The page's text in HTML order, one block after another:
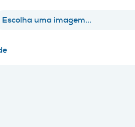
Escolha uma imagem...